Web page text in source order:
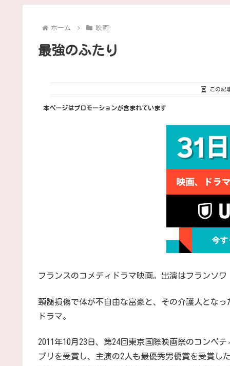
ホーム 映画
最強のふたり
この記
本ページはプロモーションが含まれています
フランスのコメディドラマ映画。出演はフランソワ
頸髄損傷で体が不自由な富豪と、その介護人とな
ドラマ。
2011年10月23日、第24回東京国際映画祭のコンペ
プリを受賞し、主演の2人も最優秀男優賞を受賞した